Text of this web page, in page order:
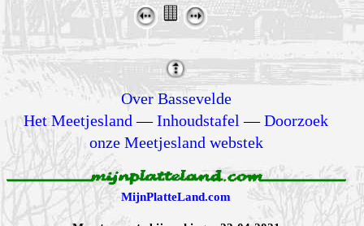
Over Bassevelde
Het Meetjesland —Inhoudstafel —Doorzoek
onze Meetjesland webstek
MijnPlatteLand.com